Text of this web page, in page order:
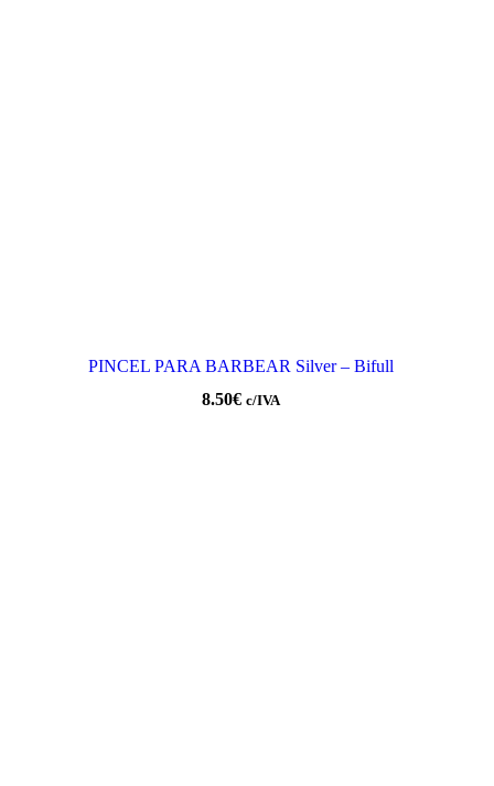
PINCEL PARA BARBEAR Silver – Bifull
8.50€ c/IVA